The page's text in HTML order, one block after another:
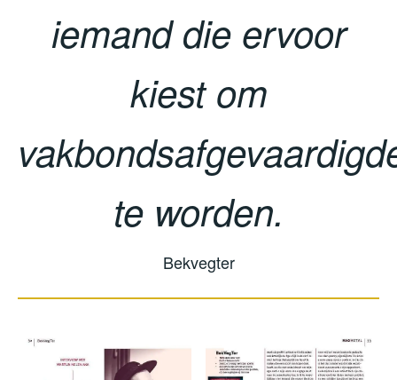
iemand die ervoor
kiest om
te worden.
Bekvegter